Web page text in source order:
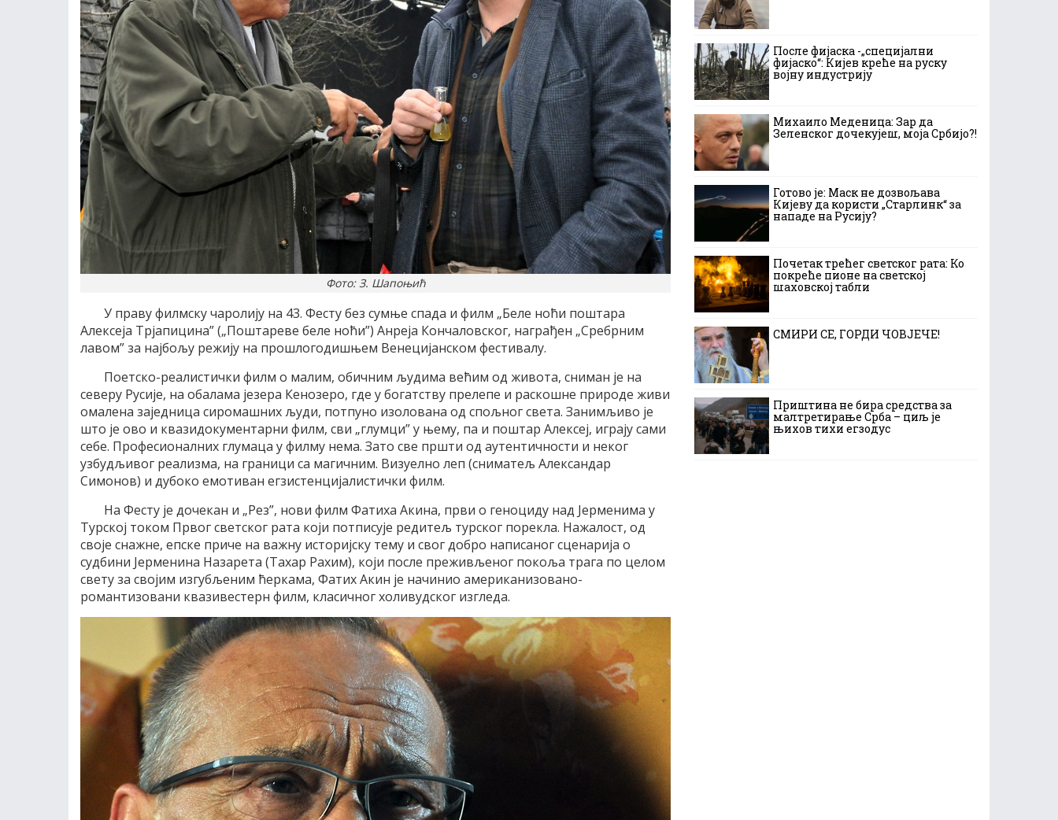
Фото: З. Шапоњић
У праву филмску чаролију на 43. Фесту без сумње спада и филм „Беле ноћи поштара
Алексеја Трјапицина” („Поштареве беле ноћи”) Анреја Кончаловског, награђен „Сребрним
лавом” за најбољу режију на прошлогодишњем Венецијанском фестивалу.
Поетско-реалистички филм о малим, обичним људима већим од живота, сниман је на
северу Русије, на обалама језера Кенозеро, где у богатству прелепе и раскошне природе живи
омалена заједница сиромашних људи, потпуно изолована од спољног света. Занимљиво је
што је ово и квазидокументарни филм, сви „глумци” у њему, па и поштар Алексеј, играју сами
себе. Професионалних глумаца у филму нема. Зато све пршти од аутентичности и неког
узбудљивог реализма, на граници са магичним. Визуелно леп (сниматељ Александар
Симонов) и дубоко емотиван егзистенцијалистички филм.
На Фесту је дочекан и „Рез”, нови филм Фатиха Акина, први о геноциду над Јерменима у
Турској током Првог светског рата који потписује редитељ турског порекла. Нажалост, од
своје снажне, епске приче на важну историјску тему и свог добро написаног сценарија о
судбини Јерменина Назарета (Тахар Рахим), који после преживљеног покоља трага по целом
свету за својим изгубљеним ћеркама, Фатих Акин је начинио американизовано-
романтизовани квазивестерн филм, класичног холивудског изгледа.
После фијаска -„специјални
фијаско“: Кијев креће на руску
војну индустрију
Михаило Меденица: Зар да
Зеленског дочекујеш, моја Србијо?!
Готово је: Маск не дозвољава
Кијеву да користи „Старлинк“ за
нападе на Русију?
Почетак трећег светског рата: Ко
покреће пионе на светској
шаховској табли
СМИРИ СЕ, ГОРДИ ЧОВЈЕЧЕ!
Приштина не бира средства за
малтретирање Срба – циљ је
њихов тихи егзодус